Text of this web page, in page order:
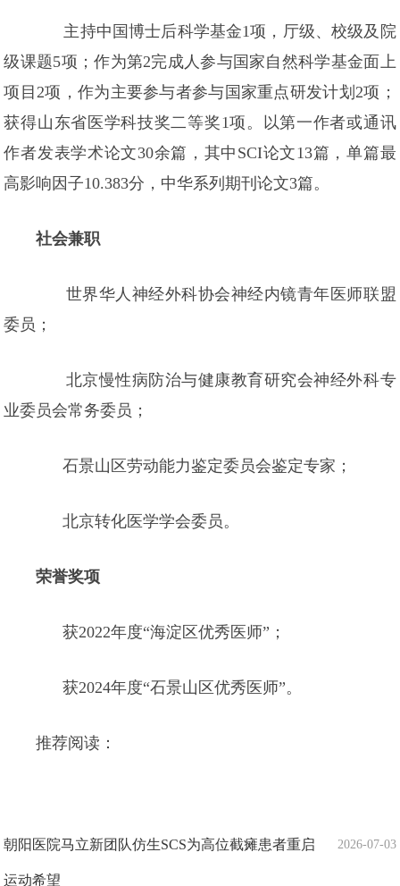
主持中国博士后科学基金1项，厅级、校级及院
级课题5项；作为第2完成人参与国家自然科学基金面上
项目2项，作为主要参与者参与国家重点研发计划2项；
获得山东省医学科技奖二等奖1项。以第一作者或通讯
作者发表学术论文30余篇，其中SCI论文13篇，单篇最
高影响因子10.383分，中华系列期刊论文3篇。
社会兼职
世界华人神经外科协会神经内镜青年医师联盟
委员；
北京慢性病防治与健康教育研究会神经外科专
业委员会常务委员；
石景山区劳动能力鉴定委员会鉴定专家；
北京转化医学学会委员。
荣誉奖项
获2022年度“海淀区优秀医师”；
获2024年度“石景山区优秀医师”。
推荐阅读：
2026-07-03
朝阳医院马立新团队仿生SCS为高位截瘫患者重启
运动希望